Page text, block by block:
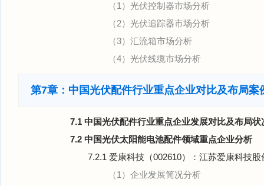
（1）光伏控制器市场分析
（2）光伏追踪器市场分析
（3）汇流箱市场分析
（4）光伏线缆市场分析
第7章：中国光伏配件行业重点企业对比及布局案
7.1 中国光伏配件行业重点企业发展对比及布局状
7.2 中国光伏太阳能电池配件领域重点企业分析
7.2.1 爱康科技（002610）：江苏爱康科技股
（1）企业发展简况分析